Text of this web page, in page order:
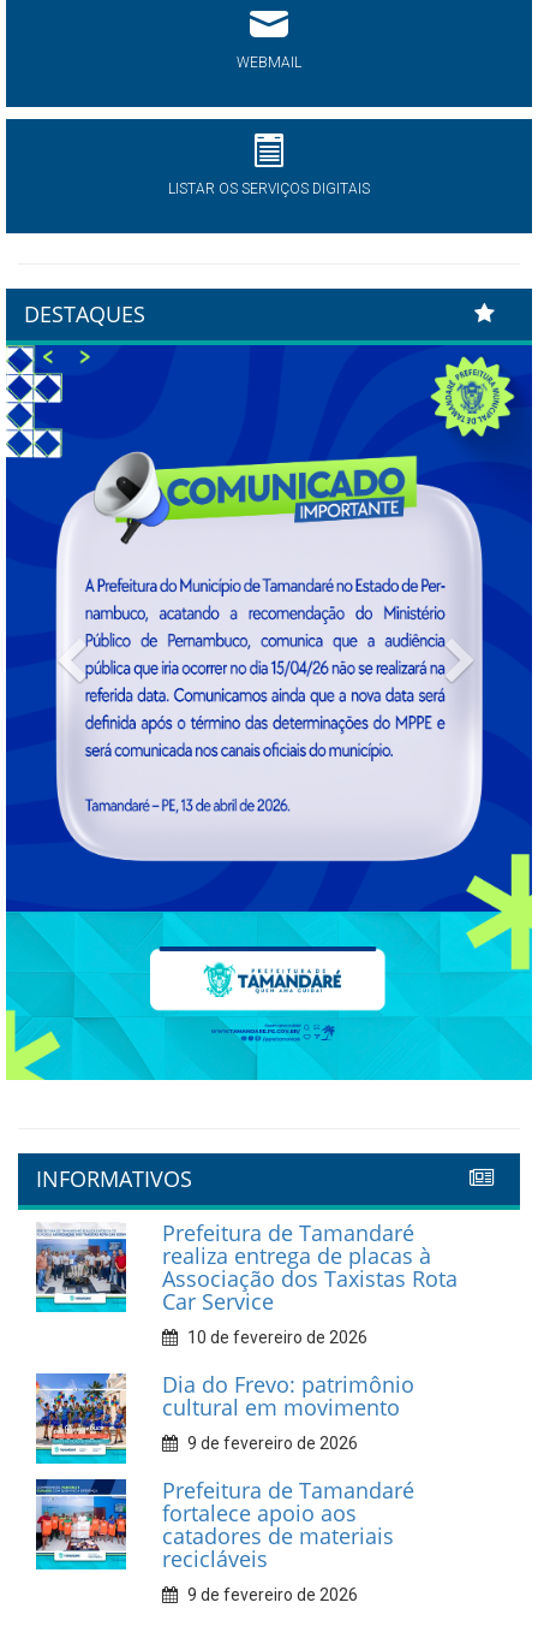
WEBMAIL
LISTAR OS SERVIÇOS DIGITAIS
DESTAQUES
Previous
INFORMATIVOS
Prefeitura de Tamandaré
realiza entrega de placas à
Associação dos Taxistas Rota
Car Service
10 de fevereiro de 2026
Dia do Frevo: patrimônio
cultural em movimento
9 de fevereiro de 2026
Prefeitura de Tamandaré
fortalece apoio aos
catadores de materiais
recicláveis
9 de fevereiro de 2026